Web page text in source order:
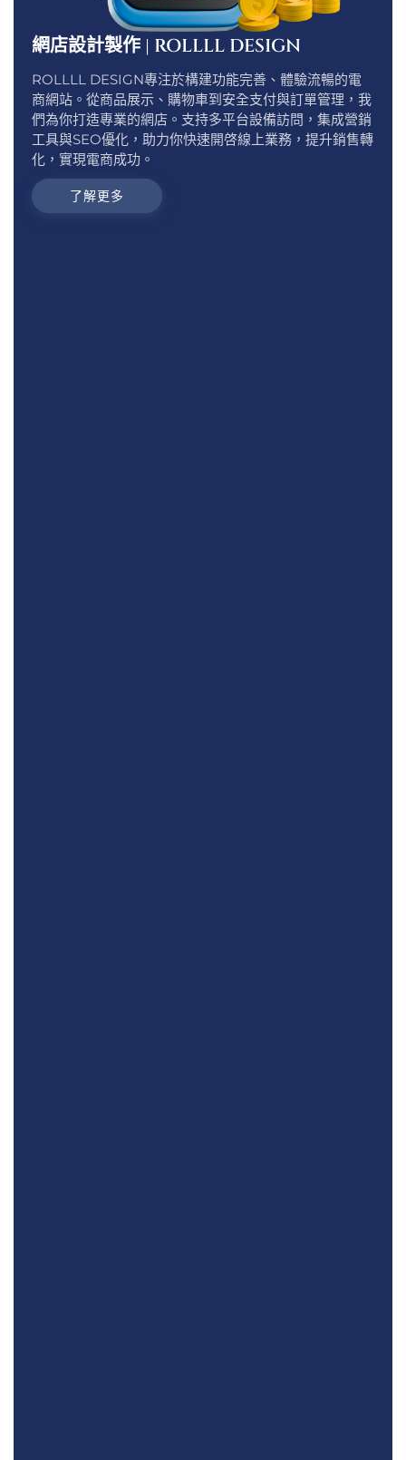
網店設計製作 | ROLLLL DESIGN
ROLLLL DESIGN專注於構建功能完善、體驗流暢的電
商網站。從商品展示、購物車到安全支付與訂單管理，我
們為你打造專業的網店。支持多平台設備訪問，集成營銷
工具與SEO優化，助力你快速開啓線上業務，提升銷售轉
化，實現電商成功。
了解更多